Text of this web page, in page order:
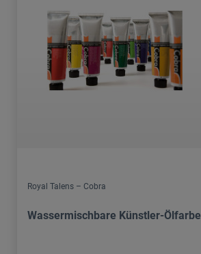
Royal Talens – Cobra
Wassermischbare Künstler-Ölfarbe